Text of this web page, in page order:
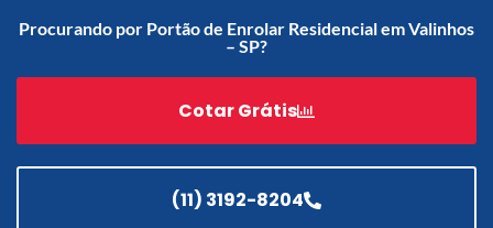
Enrolar em São Pedro da
Aldeia – RJ
Enrolar em São João de
Portão de Garagem de
Enrolar em São Gonçalo – RJ
Procurando por Portão de Enrolar Residencial em Valinhos
– SP?
Cotar Grátis
(11) 3192-8204